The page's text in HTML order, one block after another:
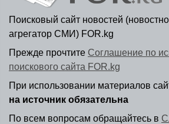
Поисковый сайт новостей
агрегатор СМИ) FOR.kg
Прежде прочтите Соглашение по
поискового сайта FOR.kg
При использовании материалов
на источник обязательна
По всем вопросам обращайтесь в